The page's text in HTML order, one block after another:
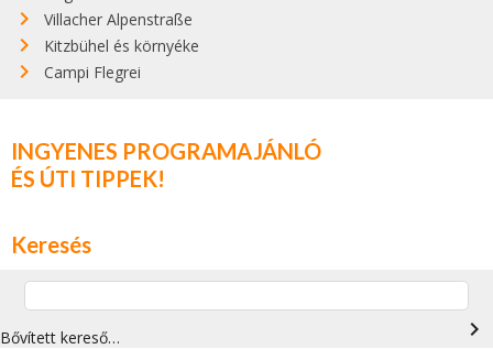
Villacher Alpenstraße
Kitzbühel és környéke
Campi Flegrei
INGYENES PROGRAMAJÁNLÓ
ÉS ÚTI TIPPEK!
Keresés
Bővített kereső… navigate_next